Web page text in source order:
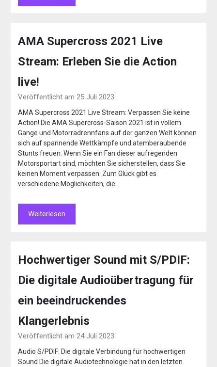
AMA Supercross 2021 Live
Stream: Erleben Sie die Action
live!
Veröffentlicht am 25 Juli 2023
AMA Supercross 2021 Live Stream: Verpassen Sie keine
Action! Die AMA Supercross-Saison 2021 ist in vollem
Gange und Motorradrennfans auf der ganzen Welt können
sich auf spannende Wettkämpfe und atemberaubende
Stunts freuen. Wenn Sie ein Fan dieser aufregenden
Motorsportart sind, möchten Sie sicherstellen, dass Sie
keinen Moment verpassen. Zum Glück gibt es
verschiedene Möglichkeiten, die…
Weiterlesen
Hochwertiger Sound mit S/PDIF:
Die digitale Audioübertragung für
ein beeindruckendes
Klangerlebnis
Veröffentlicht am 24 Juli 2023
Audio S/PDIF: Die digitale Verbindung für hochwertigen
Sound Die digitale Audiotechnologie hat in den letzten